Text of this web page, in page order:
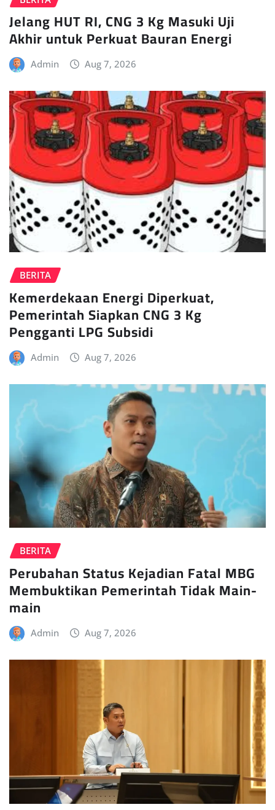
Jelang HUT RI, CNG 3 Kg Masuki Uji
Akhir untuk Perkuat Bauran Energi
Admin Aug 7, 2026
BERITA
Kemerdekaan Energi Diperkuat,
Pemerintah Siapkan CNG 3 Kg
Pengganti LPG Subsidi
Admin Aug 7, 2026
BERITA
Perubahan Status Kejadian Fatal MBG
Membuktikan Pemerintah Tidak Main-
main
Admin Aug 7, 2026